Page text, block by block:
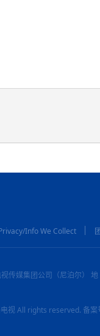
Info We Collect
传媒集团公司（尼泊尔） 地
视 All rights reserved. 备